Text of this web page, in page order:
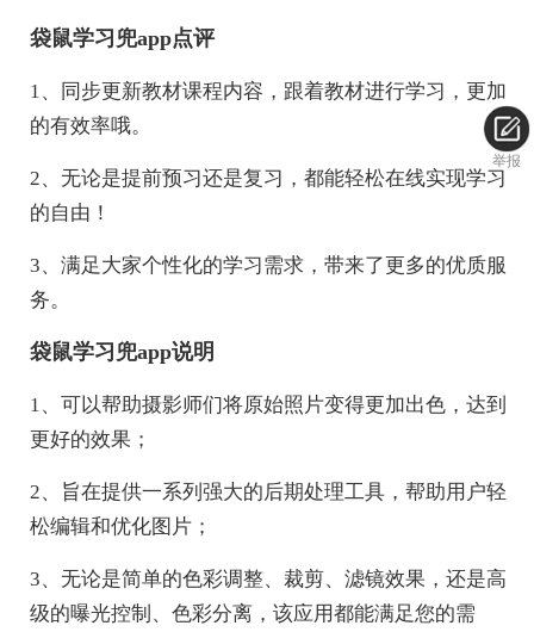
袋鼠学习兜app点评
1、同步更新教材课程内容，跟着教材进行学习，更加
的有效率哦。
2、无论是提前预习还是复习，都能轻松在线实现学习
的自由！
3、满足大家个性化的学习需求，带来了更多的优质服
务。
袋鼠学习兜app说明
1、可以帮助摄影师们将原始照片变得更加出色，达到
更好的效果；
2、旨在提供一系列强大的后期处理工具，帮助用户轻
松编辑和优化图片；
3、无论是简单的色彩调整、裁剪、滤镜效果，还是高
级的曝光控制、色彩分离，该应用都能满足您的需
举报